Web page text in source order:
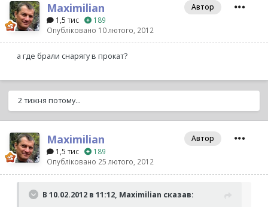
Maximilian
1,5 тис
189
Опубліковано 10 лютого, 2012
Автор
а где брали снарягу в прокат?
2 тижня потому...
Maximilian
1,5 тис
189
Опубліковано 25 лютого, 2012
Автор
В 10.02.2012 в 11:12, Maximilian сказав: